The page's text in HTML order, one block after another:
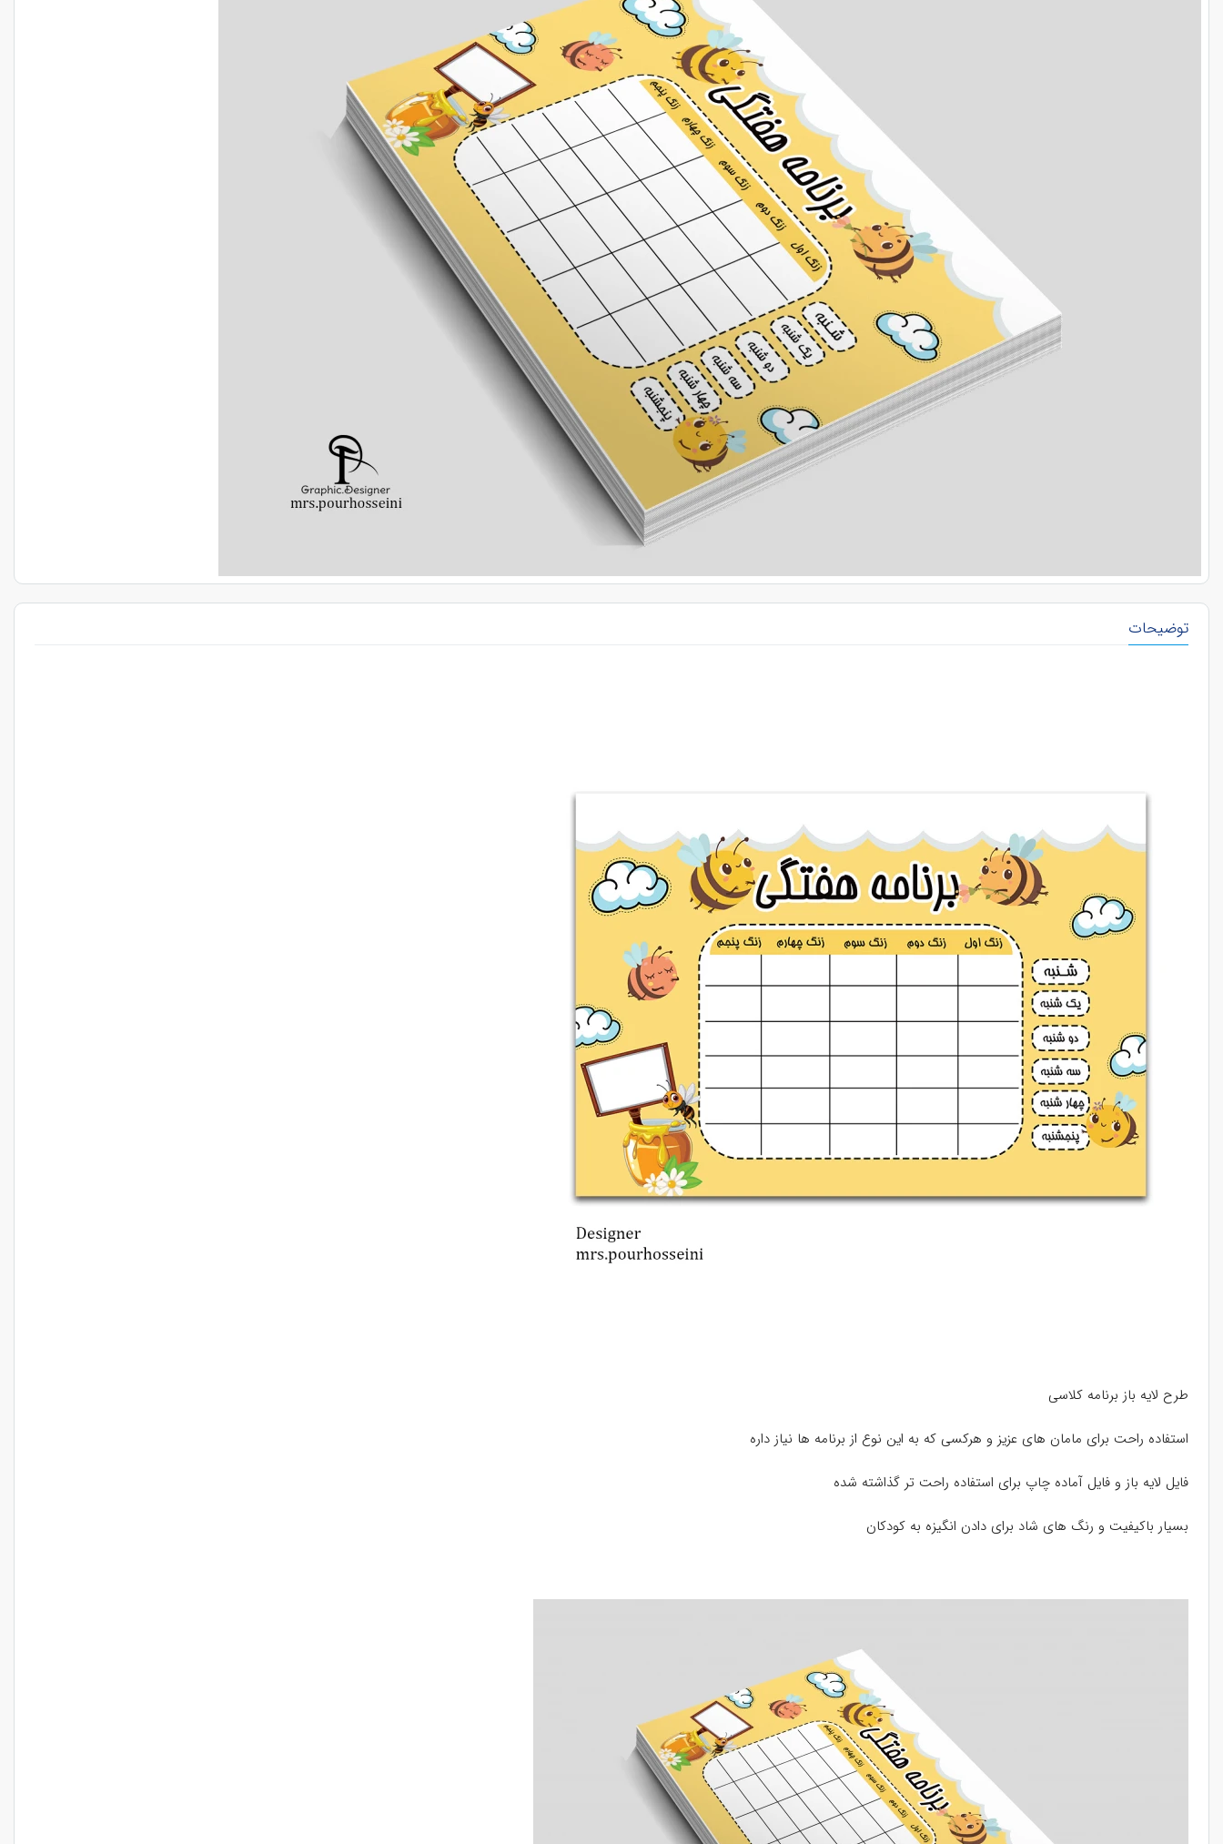
توضیحات
طرح لایه باز برنامه کلاسی
استفاده راحت برای مامان های عزیز و هرکسی که به این نوع از برنامه ها نیاز داره
فایل لایه باز و فایل آماده چاپ برای استفاده راحت تر گذاشته شده
بسیار باکیفیت و رنگ های شاد برای دادن انگیزه به کودکان